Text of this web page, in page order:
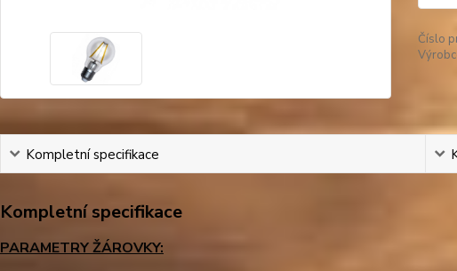
Číslo
Kompletní specifikace
Kompletní specifikace
PARAMETRY ŽÁROVKY: